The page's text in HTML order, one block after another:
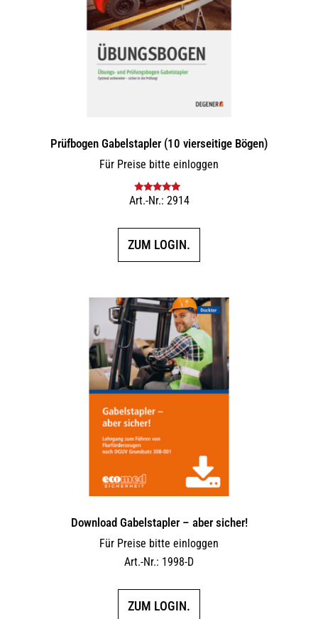
Prüfbogen Gabelstapler (10 vierseitige Bögen)
Für Preise bitte einloggen
Bewertet mit
Art.-Nr.: 2914
ZUM LOGIN.
Download Gabelstapler – aber sicher!
Für Preise bitte einloggen
Art.-Nr.: 1998-D
ZUM LOGIN.